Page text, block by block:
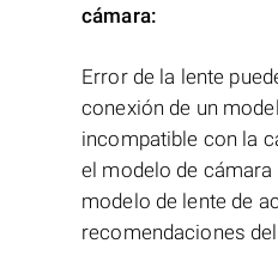
cámara:
Error de la lente
conexión de un
incompatible con la
el modelo de
modelo de lente de
recomendaciones